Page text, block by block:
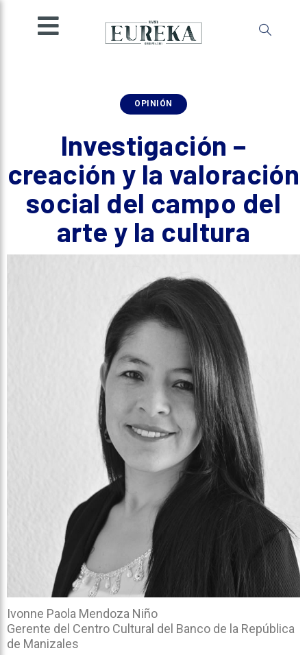
INGENIO
IMPRESA
OPINIÓN
Investigación –
creación y la valoración
social del campo del
arte y la cultura
Ivonne Paola Mendoza Niño
Gerente del Centro Cultural del Banco de la República
de Manizales